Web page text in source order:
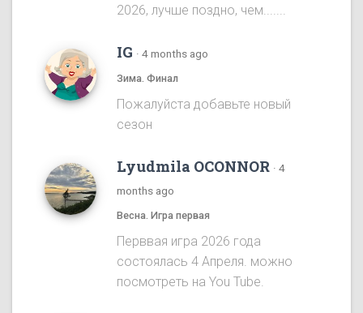
2026, лучше поздно, чем.......
IG · 4 months ago
Зима. Финал
Пожалуйста добавьте новый
сезон
Lyudmila OCONNOR · 4
months ago
Весна. Игра первая
Перввая игра 2026 года
состоялась 4 Апреля. можно
посмотреть на You Tube.